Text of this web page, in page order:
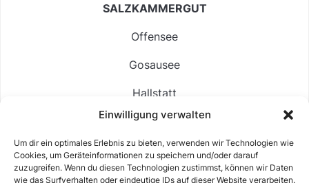
Einwilligung verwalten
Um dir ein optimales Erlebnis zu bieten, verwenden wir Technologien wie
Cookies, um Geräteinformationen zu speichern und/oder darauf
zuzugreifen. Wenn du diesen Technologien zustimmst, können wir Daten
wie das Surfverhalten oder eindeutige IDs auf dieser Website verarbeiten.
SALZKAMMERGUT
Offensee
Gosausee
Hallstatt
Langbathsee
Altausseer See
Hintersee